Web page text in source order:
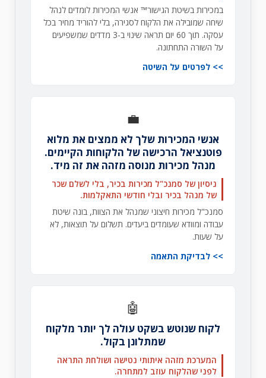
במכירות בשיטת הגישור™ אנשי המכירות לומדים לנהל
שיחה שמובילה את הלקוח לסגירה, בלי להוריד מחיר בכל
עסקה. תוך 60 יום תראה שינוי ב-3 מדדים שמשפיעים
על השורה התחתונה.
לפרטים על השיטה
💼
אנשי המכירות שלך לא ממצים את מלוא
פוטנציאל הרכישה של הלקוחות הקיימים.
מנהל מכירות מנוסה מזהה את זה מיד.
ניסיון של סמנכ"ל מכירות בכיר, בלי לשלם שכר
של מנהל בכיר ובלי חודשי התאקלמות.
סמנכ"ל מכירות חיצוני שמנהל את הצוות, בונה שיטת
עבודה ומוודא שעומדים ביעדים. תשלום על תוצאות, לא
על שעות.
לבדיקת התאמה
🤖
לקוח שנוטש בשקט עולה לך יותר מלקוח
שמתלונן בקול.
המערכת מזהה איתותי נטישה ושולחת התראה
לפני שהלקוח עוזב למתחרה.